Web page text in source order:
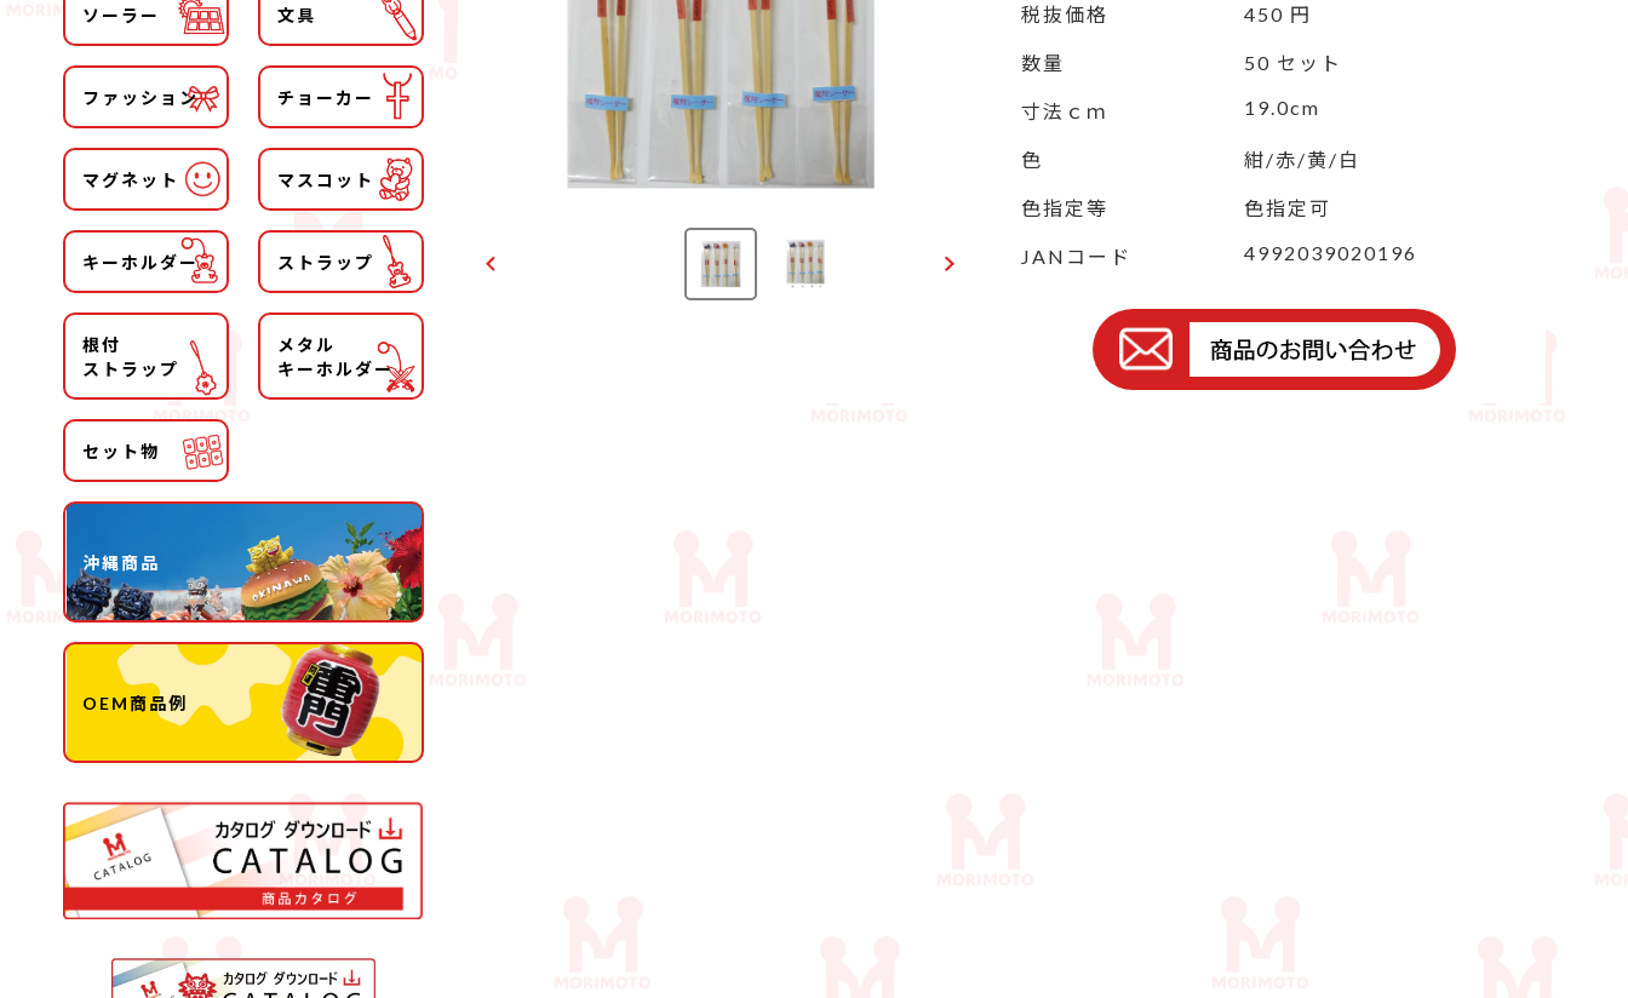
税抜価格 450 円
数量 50 セット
寸法ｃｍ 19.0cm
色 紺/赤/黄/白
色指定等 色指定可
JANコード 4992039020196
ソーラー 文具
ファッション チョーカー
マグネット マスコット
キーホルダー ストラップ
根付
ストラップ
メタル
キーホルダー
セット物
沖縄商品
OEM商品例